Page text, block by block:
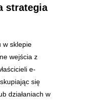
strategia
w sklepie
wejścia z
e-
się
działaniach w